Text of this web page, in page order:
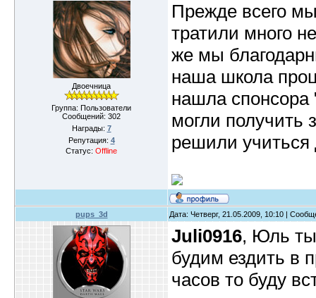
Двоечница
Группа: Пользователи
Сообщений: 302
Награды: 7
Репутация: 4
Статус: Offline
Прежде всего
тратили много
же мы
наша школа
нашла спонсора
могли
решили учиться
pups_3d Дата: Четверг, 21.05.2009, 10:10 |
Juli0916, Юль ты
будим ездить в
часов то буду